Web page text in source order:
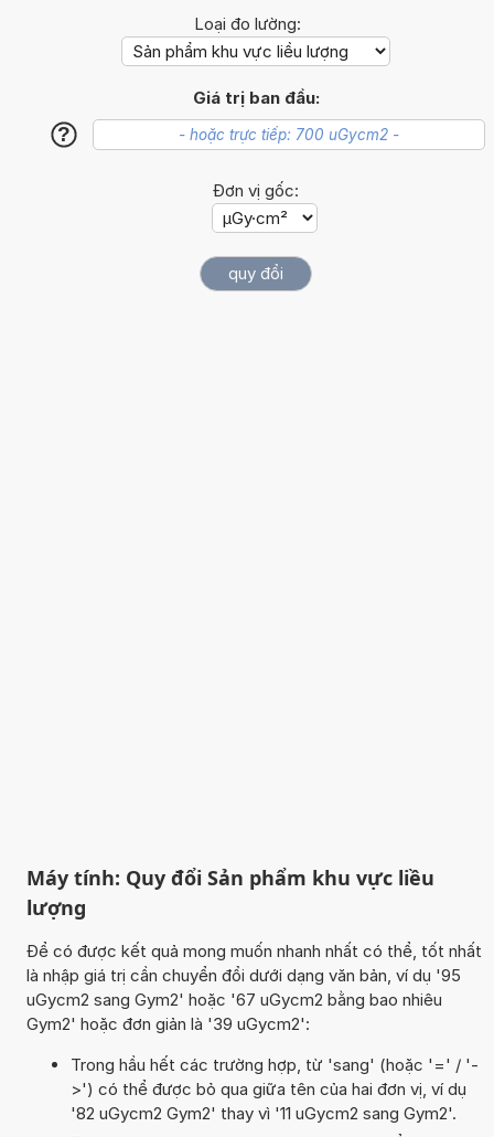
Loại đo lường:
Giá trị ban đầu:
?
Đơn vị gốc:
Máy tính: Quy đổi Sản phẩm khu vực liều
lượng
Để có được kết quả mong muốn nhanh nhất có thể, tốt nhất
là nhập giá trị cần chuyển đổi dưới dạng văn bản, ví dụ '95
uGycm2 sang Gym2' hoặc '67 uGycm2 bằng bao nhiêu
Gym2' hoặc đơn giản là '39 uGycm2':
Trong hầu hết các trường hợp, từ 'sang' (hoặc '=' / '-
>') có thể được bỏ qua giữa tên của hai đơn vị, ví dụ
'82 uGycm2 Gym2' thay vì '11 uGycm2 sang Gym2'.